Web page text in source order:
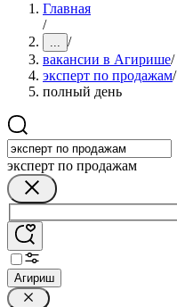
Главная
/
... /
вакансии в Агирише/
эксперт по продажам/
полный день
эксперт по продажам
Агириш